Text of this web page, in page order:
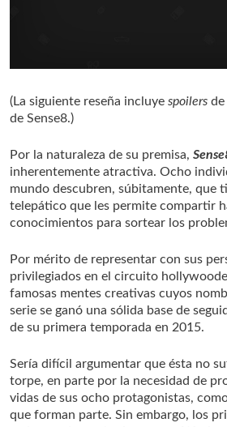
(La siguiente reseña incluye spoilers de
de Sense8.)
Por la naturaleza de su premisa,
inherentemente atractiva. Ocho
mundo descubren, súbitamente, que
telepático que les permite compartir
conocimientos para sortear los
Por mérito de representar con sus
privilegiados en el circuito
famosas mentes creativas cuyos
serie se ganó una sólida base de
de su primera temporada en 2015.
Sería difícil argumentar que ésta no
torpe, en parte por la necesidad de
vidas de sus ocho protagonistas,
que forman parte. Sin embargo, los